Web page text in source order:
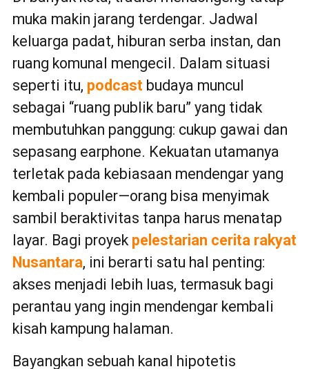
muka makin jarang terdengar. Jadwal
keluarga padat, hiburan serba instan, dan
ruang komunal mengecil. Dalam situasi
seperti itu, podcast budaya muncul
sebagai “ruang publik baru” yang tidak
membutuhkan panggung: cukup gawai dan
sepasang earphone. Kekuatan utamanya
terletak pada kebiasaan mendengar yang
kembali populer—orang bisa menyimak
sambil beraktivitas tanpa harus menatap
layar. Bagi proyek pelestarian cerita rakyat
Nusantara, ini berarti satu hal penting:
akses menjadi lebih luas, termasuk bagi
perantau yang ingin mendengar kembali
kisah kampung halaman.
Bayangkan sebuah kanal hipotetis